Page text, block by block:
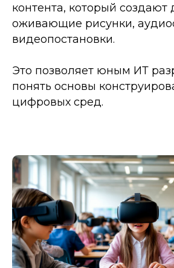
контента, который создают
оживающие рисунки,
видеопостановки.
Это позволяет юным ИТ
понять основы
цифровых сред.